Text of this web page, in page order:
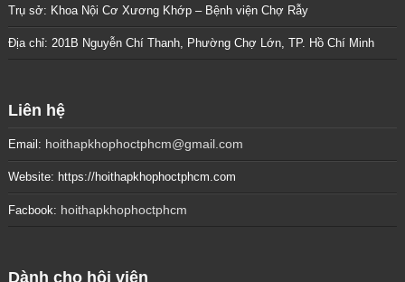
Trụ sở: Khoa Nội Cơ Xương Khớp – Bệnh viện Chợ Rẫy
Địa chỉ: 201B Nguyễn Chí Thanh, Phường Chợ Lớn, TP. Hồ Chí Minh
Liên hệ
Email: hoithapkhophoctphcm@gmail.com
Website: https://hoithapkhophoctphcm.com
Facbook: hoithapkhophoctphcm
Dành cho hội viên